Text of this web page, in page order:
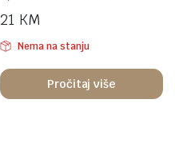
21 KM
Nema na stanju
Pročitaj više